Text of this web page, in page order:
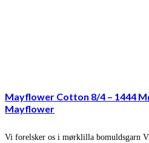
Mayflower Cotton 8/4 – 1444
Mayflower
Vi forelsker os i mørklilla bomuldsgarn